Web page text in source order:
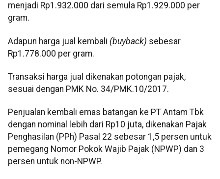
menjadi Rp1.932.000 dari semula Rp1.929.000 per
gram.
Adapun harga jual kembali (buyback) sebesar
Rp1.778.000 per gram.
Transaksi harga jual dikenakan potongan pajak,
sesuai dengan PMK No. 34/PMK.10/2017.
Penjualan kembali emas batangan ke PT Antam Tbk
dengan nominal lebih dari Rp10 juta, dikenakan Pajak
Penghasilan (PPh) Pasal 22 sebesar 1,5 persen untuk
pemegang Nomor Pokok Wajib Pajak (NPWP) dan 3
persen untuk non-NPWP.